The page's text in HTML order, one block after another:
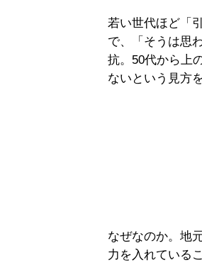
若い世代ほど「
で、「そうは思
抗。50代から上
ないという見方
なぜなのか。地
力を入れている